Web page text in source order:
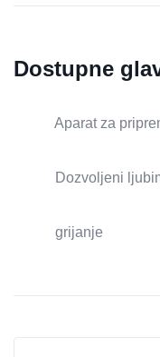
Dostupne
Aparat za
Dozvoljeni
grijanje